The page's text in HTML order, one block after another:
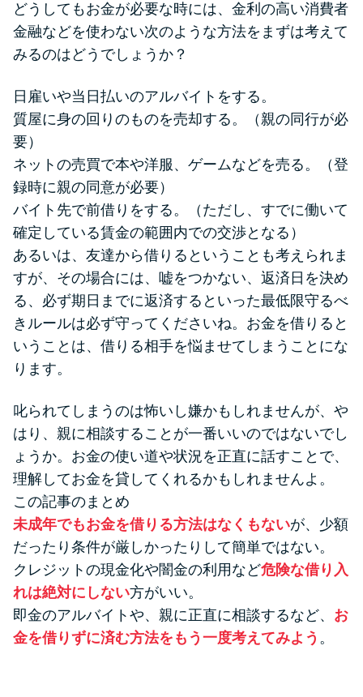
どうしてもお金が必要な時には、金利の高い消費者
金融などを使わない次のような方法をまずは考えて
みるのはどうでしょうか？
日雇いや当日払いのアルバイトをする。
質屋に身の回りのものを売却する。（親の同行が必
要）
ネットの売買で本や洋服、ゲームなどを売る。（登
録時に親の同意が必要）
バイト先で前借りをする。（ただし、すでに働いて
確定している賃金の範囲内での交渉となる）
あるいは、友達から借りるということも考えられま
すが、その場合には、嘘をつかない、返済日を決め
る、必ず期日までに返済するといった最低限守るべ
きルールは必ず守ってくださいね。お金を借りると
いうことは、借りる相手を悩ませてしまうことにな
ります。
叱られてしまうのは怖いし嫌かもしれませんが、や
はり、親に相談することが一番いいのではないでし
ょうか。お金の使い道や状況を正直に話すことで、
理解してお金を貸してくれるかもしれませんよ。
この記事のまとめ
未成年でもお金を借りる方法はなくもないが、少額
だったり条件が厳しかったりして簡単ではない。
クレジットの現金化や闇金の利用など危険な借り入
れは絶対にしない方がいい。
即金のアルバイトや、親に正直に相談するなど、 お
金を借りずに済む方法をもう一度考えてみよう 。